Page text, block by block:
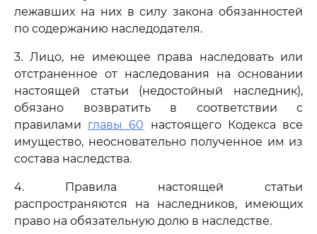
лежавших на них в силу закона обязанностей
по содержанию наследодателя.
3. Лицо, не имеющее права наследовать или
отстраненное от наследования на основании
настоящей статьи (недостойный наследник),
обязано возвратить в соответствии с
правилами главы 60 настоящего Кодекса все
имущество, неосновательно полученное им из
состава наследства.
4. Правила настоящей статьи
распространяются на наследников, имеющих
право на обязательную долю в наследстве.